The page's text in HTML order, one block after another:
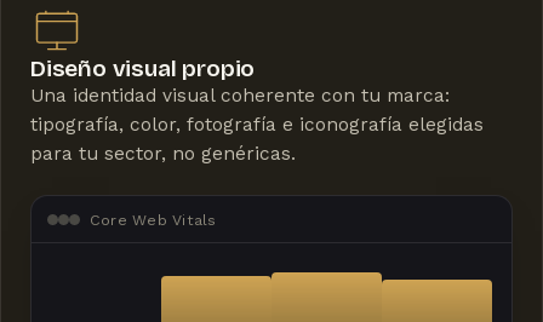
Diseño visual propio
Una identidad visual coherente con tu marca:
tipografía, color, fotografía e iconografía elegidas
para tu sector, no genéricas.
Core Web Vitals